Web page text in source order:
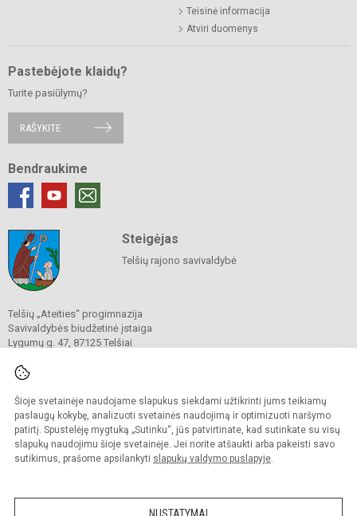
Šioje svetainėje naudojame slapukus siekdami užtikrinti jums teikiamų
paslaugų kokybę, analizuoti svetainės naudojimą ir optimizuoti naršymo
patirtį. Spustelėję mygtuką „Sutinku“, jūs patvirtinate, kad sutinkate su visų
slapukų naudojimu šioje svetainėje. Jei norite atšaukti arba pakeisti savo
sutikimus, prašome apsilankyti slapukų valdymo puslapyje.
NUSTATYMAI
Teisinė informacija
Atviri duomenys
Pastebėjote klaidų?
Turite pasiūlymų?
RAŠYKITE
Bendraukime
Steigėjas
Telšių rajono savivaldybė
Telšių „Ateities“ progimnazija
Savivaldybės biudžetinė įstaiga
Lygumų g. 47, 87125 Telšiai
El. p.
Juridinių asmenų registre
Įmonės kodas 191873143
draudžiama.